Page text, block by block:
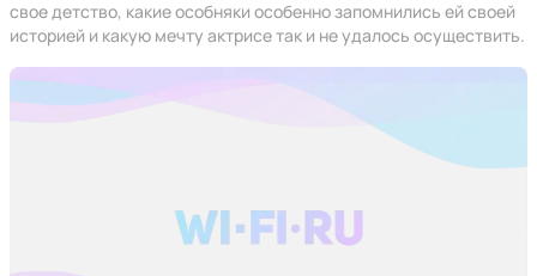
свое детство, какие особняки особенно запомнились ей своей
историей и какую мечту актрисе так и не удалось осуществить.